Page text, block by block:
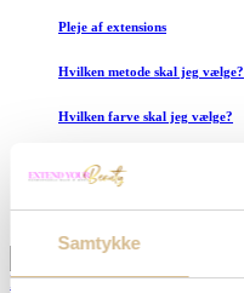
Samtykke
Pleje af extensions
Hvilken metode skal jeg vælge?
Hvilken farve skal jeg vælge?
Søg her
Hår guides